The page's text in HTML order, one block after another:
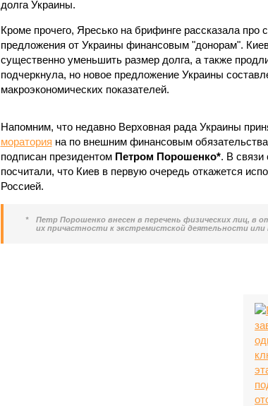
долга Украины.
Кроме прочего, Яресько на брифинге рассказала про
предложения от Украины финансовым "донорам".
существенно уменьшить размер долга, а также
подчеркнула, но новое предложение Украины
макроэкономических показателей.
Напомним, что недавно Верховная рада Украины
моратория на по внешним финансовым
подписан президентом Петром Порошенко*. В связи
посчитали, что Киев в первую очередь откажется
Россией.
*
Петр Порошенко внесен в перечень физических лиц, в
их причастности к экстремистской деятельности или